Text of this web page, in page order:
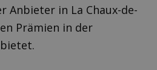
Anbieter in La Chaux-de-
Prämien in der